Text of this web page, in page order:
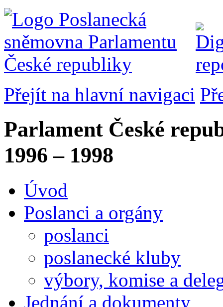
Přejít na hlavní navigaci
Parlament České
1996 – 1998
Úvod
Poslanci a orgány
poslanci
poslanecké kluby
výbory, komise a
Jednání a dokumenty